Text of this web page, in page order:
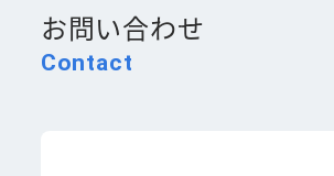
Contact
お問い合わせ